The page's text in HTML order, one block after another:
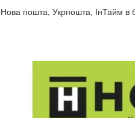
Нова пошта, Укрпошта, ІнТайм в